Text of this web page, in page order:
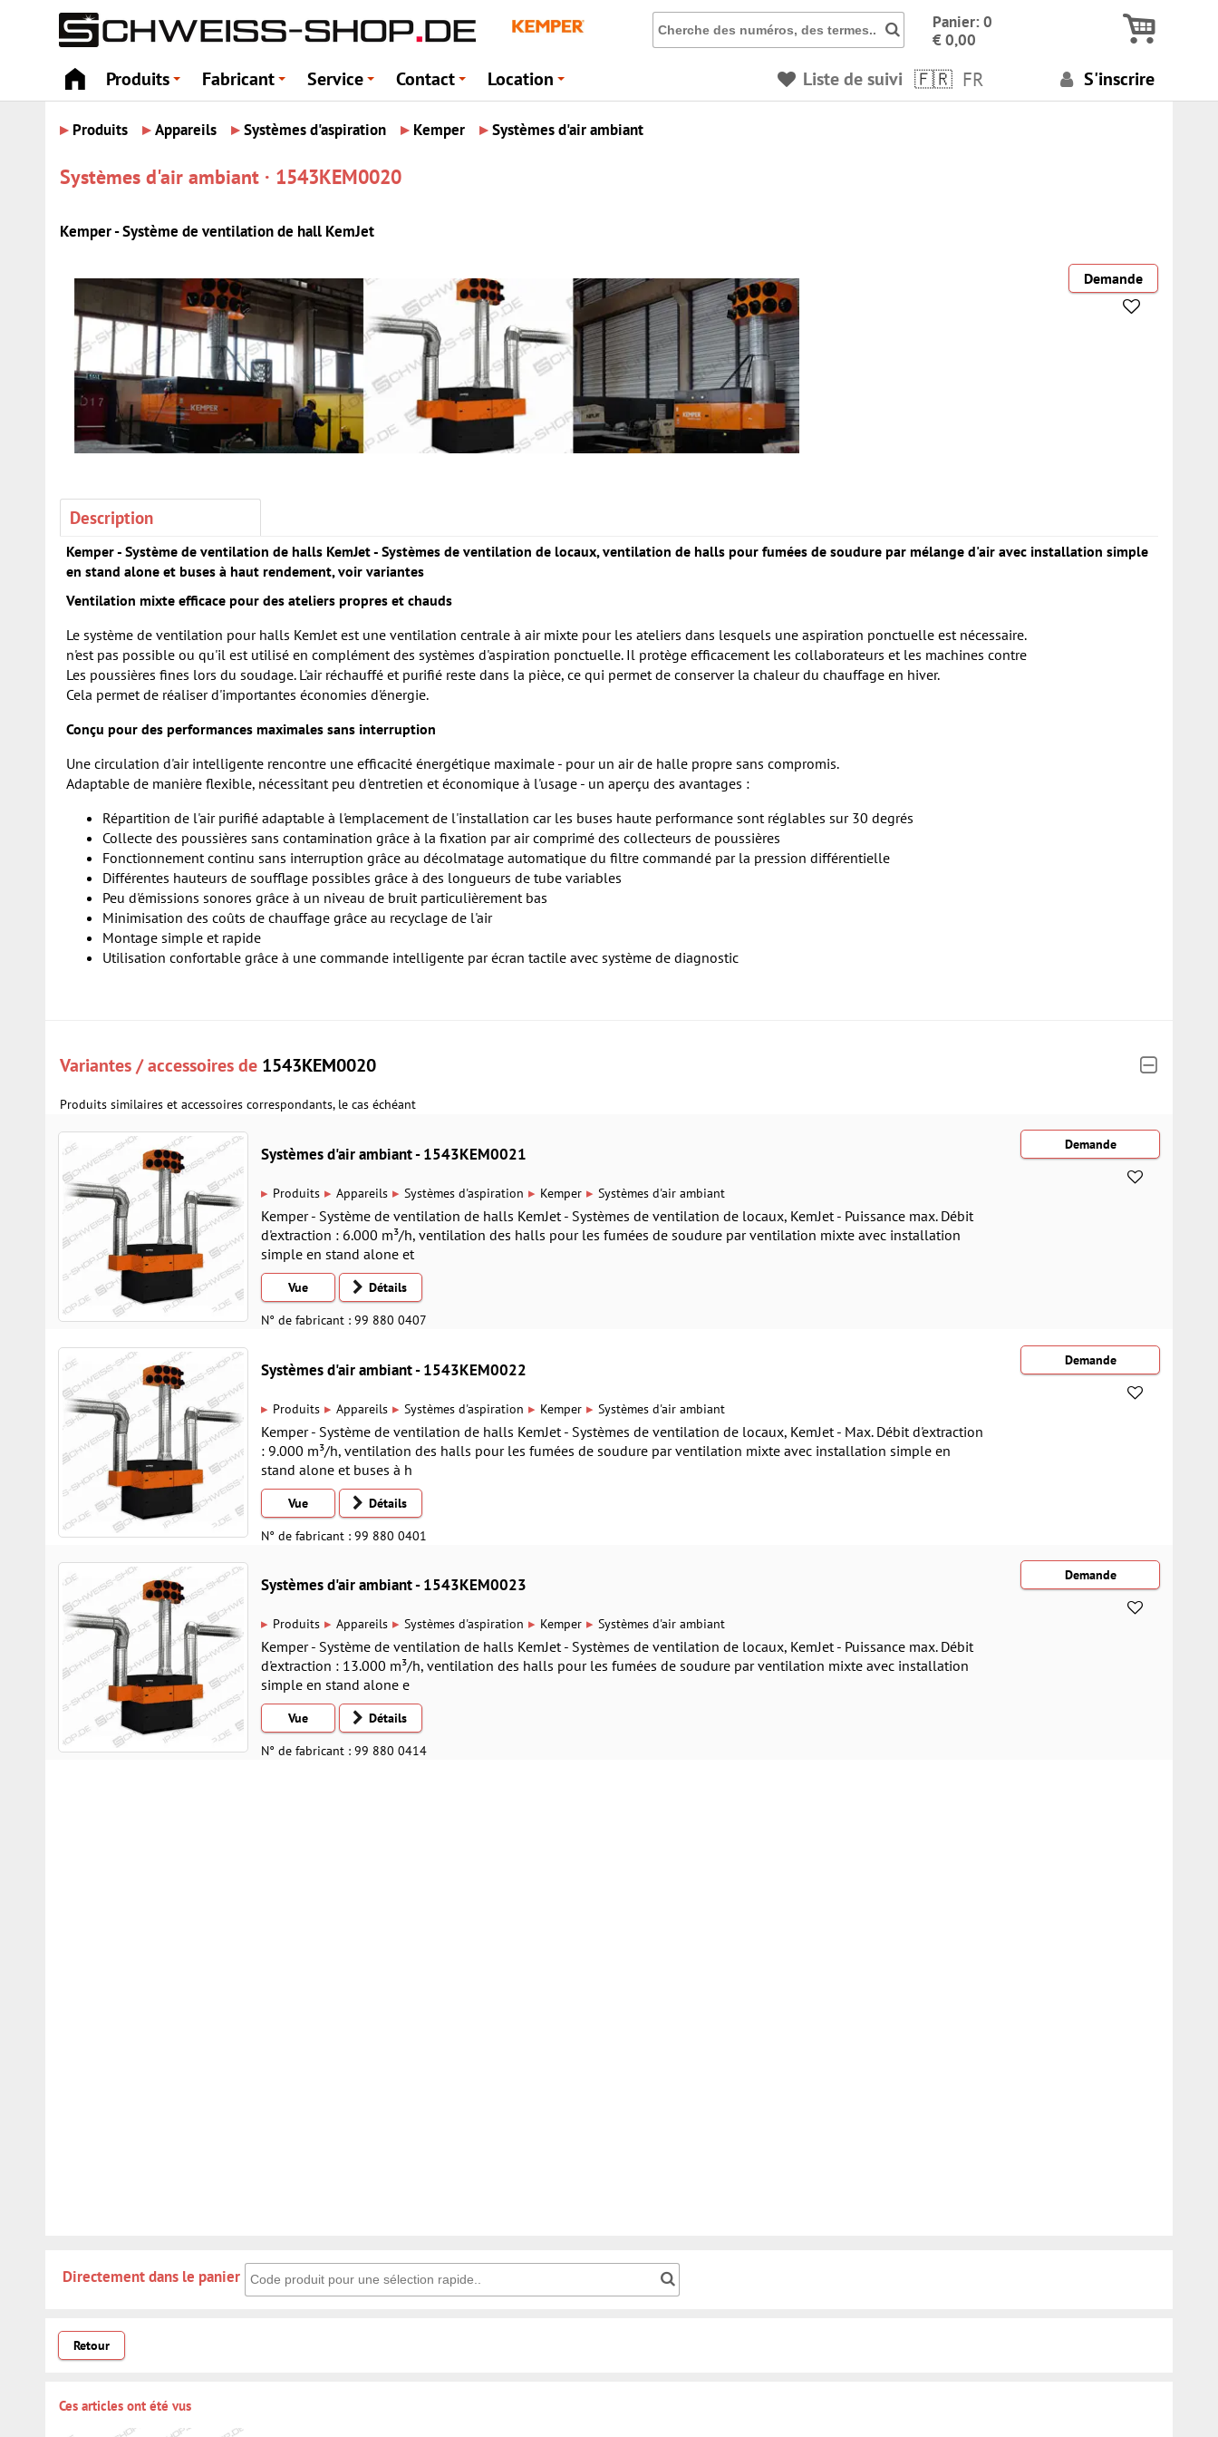
Icon Cherche des numéros, des termes..
Panier: 0
€ 0,00
Produits Fabricant Service Contact Location Liste de suivi FR S'inscrire
▸ Produits ▸ Appareils ▸ Systèmes d'aspiration ▸ Kemper ▸ Systèmes d'air ambiant
Systèmes d'air ambiant · 1543KEM0020
Kemper - Système de ventilation de hall KemJet
Demande
Description
Kemper - Système de ventilation de halls KemJet - Systèmes de ventilation de locaux, ventilation de halls pour fumées de soudure par mélange d'air avec installation simple
en stand alone et buses à haut rendement, voir variantes
Ventilation mixte efficace pour des ateliers propres et chauds
Le système de ventilation pour halls KemJet est une ventilation centrale à air mixte pour les ateliers dans lesquels une aspiration ponctuelle est nécessaire.
n'est pas possible ou qu'il est utilisé en complément des systèmes d'aspiration ponctuelle. Il protège efficacement les collaborateurs et les machines contre
Les poussières fines lors du soudage. L'air réchauffé et purifié reste dans la pièce, ce qui permet de conserver la chaleur du chauffage en hiver.
Cela permet de réaliser d'importantes économies d'énergie.
Conçu pour des performances maximales sans interruption
Une circulation d'air intelligente rencontre une efficacité énergétique maximale - pour un air de halle propre sans compromis.
Adaptable de manière flexible, nécessitant peu d'entretien et économique à l'usage - un aperçu des avantages :
Répartition de l'air purifié adaptable à l'emplacement de l'installation car les buses haute performance sont réglables sur 30 degrés
Collecte des poussières sans contamination grâce à la fixation par air comprimé des collecteurs de poussières
Fonctionnement continu sans interruption grâce au décolmatage automatique du filtre commandé par la pression différentielle
Différentes hauteurs de soufflage possibles grâce à des longueurs de tube variables
Peu d'émissions sonores grâce à un niveau de bruit particulièrement bas
Minimisation des coûts de chauffage grâce au recyclage de l'air
Montage simple et rapide
Utilisation confortable grâce à une commande intelligente par écran tactile avec système de diagnostic
Variantes / accessoires de 1543KEM0020
Produits similaires et accessoires correspondants, le cas échéant
Systèmes d'air ambiant - 1543KEM0021
▸ Produits ▸ Appareils ▸ Systèmes d'aspiration ▸ Kemper ▸ Systèmes d'air ambiant
Kemper - Système de ventilation de halls KemJet - Systèmes de ventilation de locaux, KemJet - Puissance max. Débit
d'extraction : 6.000 m³/h, ventilation des halls pour les fumées de soudure par ventilation mixte avec installation
simple en stand alone et
Vue
Détails
N° de fabricant : 99 880 0407
Systèmes d'air ambiant - 1543KEM0022
▸ Produits ▸ Appareils ▸ Systèmes d'aspiration ▸ Kemper ▸ Systèmes d'air ambiant
Kemper - Système de ventilation de halls KemJet - Systèmes de ventilation de locaux, KemJet - Max. Débit d'extraction
: 9.000 m³/h, ventilation des halls pour les fumées de soudure par ventilation mixte avec installation simple en
stand alone et buses à h
Vue
Détails
N° de fabricant : 99 880 0401
Systèmes d'air ambiant - 1543KEM0023
▸ Produits ▸ Appareils ▸ Systèmes d'aspiration ▸ Kemper ▸ Systèmes d'air ambiant
Kemper - Système de ventilation de halls KemJet - Systèmes de ventilation de locaux, KemJet - Puissance max. Débit
d'extraction : 13.000 m³/h, ventilation des halls pour les fumées de soudure par ventilation mixte avec installation
simple en stand alone e
Vue
Détails
N° de fabricant : 99 880 0414
Directement dans le panier Directement dans le panier: Code produit pour une sélection rapide..
Retour
Ces articles ont été vus